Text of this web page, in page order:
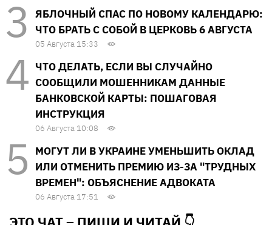
ЯБЛОЧНЫЙ СПАС ПО НОВОМУ КАЛЕНДАРЮ:
ЧТО БРАТЬ С СОБОЙ В ЦЕРКОВЬ 6 АВГУСТА
05 Августа 15:33
ЧТО ДЕЛАТЬ, ЕСЛИ ВЫ СЛУЧАЙНО
СООБЩИЛИ МОШЕННИКАМ ДАННЫЕ
БАНКОВСКОЙ КАРТЫ: ПОШАГОВАЯ
ИНСТРУКЦИЯ
06 Августа 10:08
МОГУТ ЛИ В УКРАИНЕ УМЕНЬШИТЬ ОКЛАД
ИЛИ ОТМЕНИТЬ ПРЕМИЮ ИЗ-ЗА "ТРУДНЫХ
ВРЕМЕН": ОБЪЯСНЕНИЕ АДВОКАТА
06 Августа 17:51
ЭТО ЧАТ – ПИШИ И ЧИТАЙ 👇